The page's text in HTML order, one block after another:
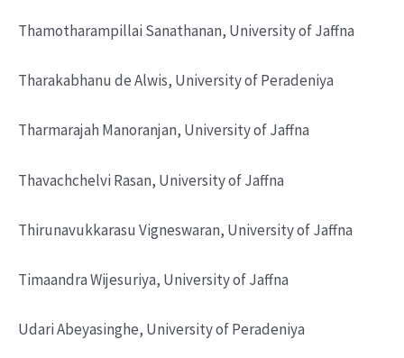
Thamotharampillai Sanathanan, University of Jaffna
Tharakabhanu de Alwis, University of Peradeniya
Tharmarajah Manoranjan, University of Jaffna
Thavachchelvi Rasan, University of Jaffna
Thirunavukkarasu Vigneswaran, University of Jaffna
Timaandra Wijesuriya, University of Jaffna
Udari Abeyasinghe, University of Peradeniya